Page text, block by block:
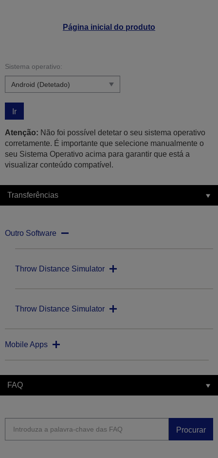
Página inicial do produto
Sistema operativo:
Ir
Atenção: Não foi possível detetar o seu sistema operativo
corretamente. É importante que selecione manualmente o
seu Sistema Operativo acima para garantir que está a
visualizar conteúdo compatível.
Transferências
Outro Software
Throw Distance Simulator
Throw Distance Simulator
Mobile Apps
FAQ
Procurar